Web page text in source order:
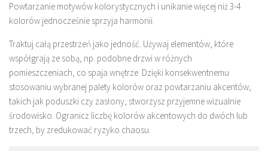
Powtarzanie motywów kolorystycznych i unikanie więcej niż 3-4
kolorów jednocześnie sprzyja harmonii.
Traktuj całą przestrzeń jako jedność. Używaj elementów, które
współgrają ze sobą, np. podobne drzwi w różnych
pomieszczeniach, co spaja wnętrze. Dzięki konsekwentnemu
stosowaniu wybranej palety kolorów oraz powtarzaniu akcentów,
takich jak poduszki czy zasłony, stworzysz przyjemne wizualnie
środowisko. Ogranicz liczbę kolorów akcentowych do dwóch lub
trzech, by zredukować ryzyko chaosu.